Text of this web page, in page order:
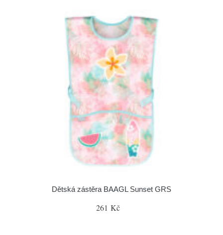
Dětská zástěra BAAGL Sunset GRS
261 Kč